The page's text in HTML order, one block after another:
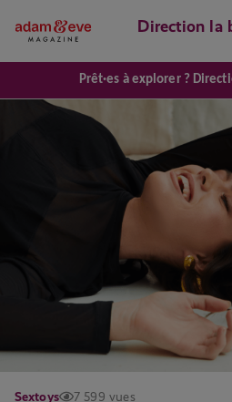
Direction la
Prêt·es à explorer ?
Sextoys 7 599 vues